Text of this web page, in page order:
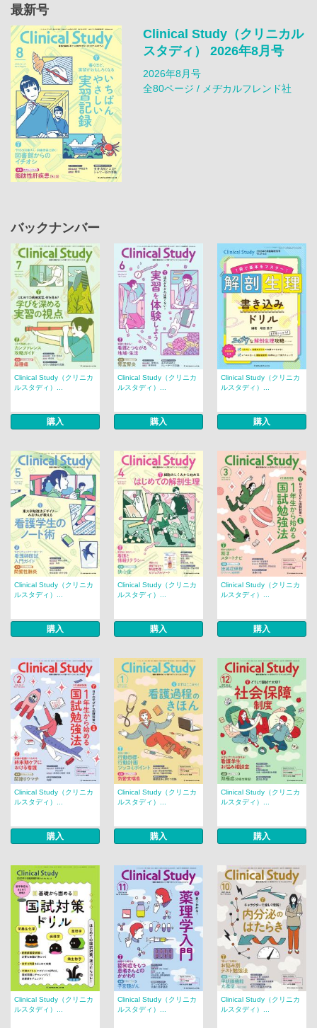
最新号
Clinical Study（クリニカル
スタディ） 2026年8月号
2026年8月号
全80ページ / メヂカルフレンド社
バックナンバー
Clinical Study（クリニカ
ルスタディ）...
購入
Clinical Study（クリニカ
ルスタディ）...
購入
Clinical Study（クリニカ
ルスタディ）...
購入
Clinical Study（クリニカ
ルスタディ）...
購入
Clinical Study（クリニカ
ルスタディ）...
購入
Clinical Study（クリニカ
ルスタディ）...
購入
Clinical Study（クリニカ
ルスタディ）...
購入
Clinical Study（クリニカ
ルスタディ）...
購入
Clinical Study（クリニカ
ルスタディ）...
購入
Clinical Study（クリニカ
ルスタディ）...
Clinical Study（クリニカ
ルスタディ）...
Clinical Study（クリニカ
ルスタディ）...